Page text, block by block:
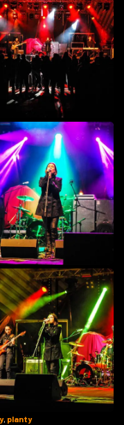
, planty